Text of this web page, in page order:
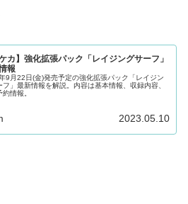
ケカ】強化拡張パック「レイジングサーフ」
報
9月22日(金)発売予定の強化拡張パック「レイジン
フ」最新情報を解説。内容は基本情報、収録内容、
情報。
2023.05.10